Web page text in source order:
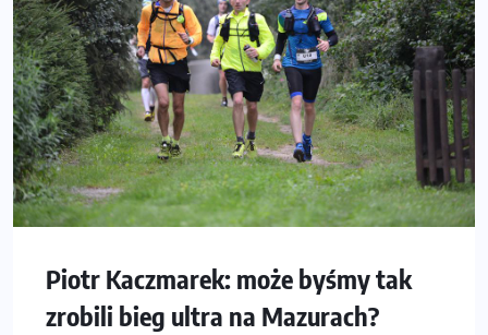
Piotr Kaczmarek: może byśmy tak
zrobili bieg ultra na Mazurach?